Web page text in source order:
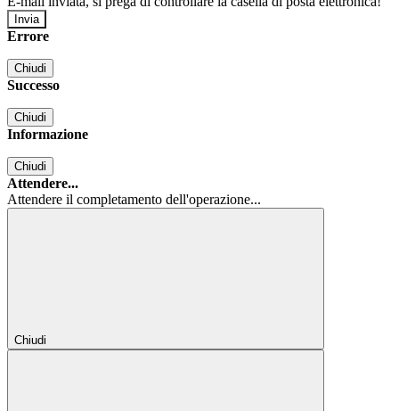
Errore
Chiudi
Successo
Chiudi
Informazione
Chiudi
Attendere...
Attendere il completamento dell'operazione...
Chiudi